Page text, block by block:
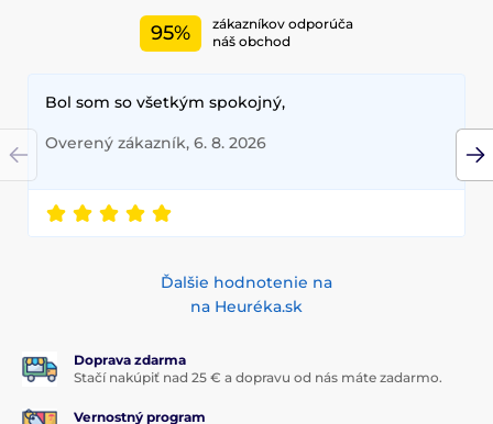
95%
zákazníkov odporúča
náš obchod
Bol som so všetkým spokojný,
Overený zákazník, 6. 8. 2026
Ďalšie hodnotenie na
na Heuréka.sk
Doprava zdarma
Stačí nakúpiť nad 25 € a dopravu od nás máte zadarmo.
Vernostný program